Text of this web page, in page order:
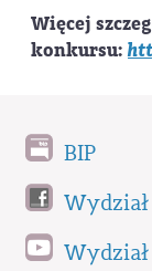
Więcej
konkursu:
BIP